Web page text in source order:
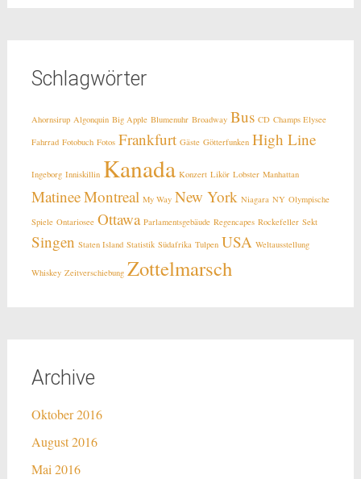
Schlagwörter
Ahornsirup Algonquin Big Apple Blumenuhr Broadway Bus CD Champs Elysee
Fahrrad Fotobuch Fotos Frankfurt Gäste Götterfunken High Line
Ingeborg Inniskillin Kanada Konzert Likör Lobster Manhattan
MatineeMontreal My Way New York Niagara NY Olympische
Spiele Ontariosee Ottawa Parlamentsgebäude Regencapes Rockefeller Sekt
Singen Staten Island Statistik Südafrika Tulpen USA Weltausstellung
Whiskey Zeitverschiebung Zottelmarsch
Archive
Oktober 2016
August 2016
Mai 2016